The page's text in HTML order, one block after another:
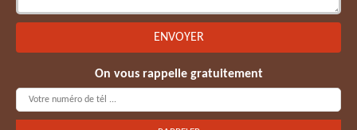
On vous rappelle gratuitement